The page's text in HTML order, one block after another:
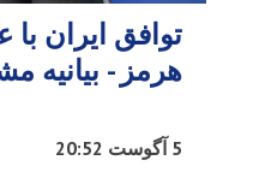
توافق ایران با
هرمز - بیانیه
5 آگوست 20:52